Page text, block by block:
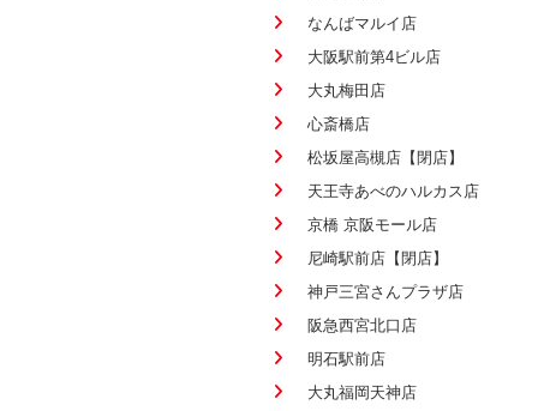
なんばマルイ店
大阪駅前第4ビル店
大丸梅田店
心斎橋店
松坂屋高槻店【閉店】
天王寺あべのハルカス店
京橋 京阪モール店
尼崎駅前店【閉店】
神戸三宮さんプラザ店
阪急西宮北口店
明石駅前店
大丸福岡天神店